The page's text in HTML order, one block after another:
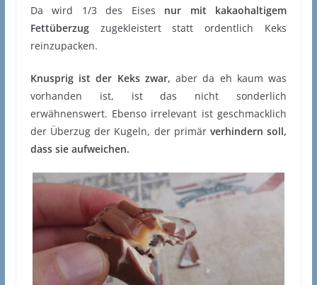
Da wird 1/3 des Eises nur mit kakaohaltigem
Fettüberzugzugekleistert statt ordentlich Keks
reinzupacken.
Knusprig ist der Keks zwar, aber da eh kaum was
vorhanden ist, ist das nicht sonderlich
erwähnenswert. Ebenso irrelevant ist geschmacklich
der Überzug der Kugeln, der primärverhindern soll,
dass sie aufweichen.